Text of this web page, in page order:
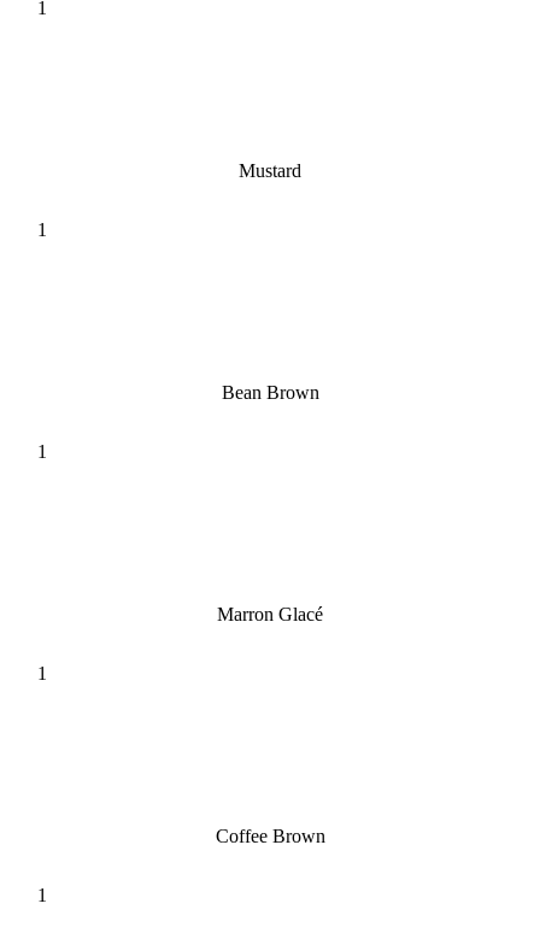
Mustard
Bean Brown
Marron Glacé
Coffee Brown